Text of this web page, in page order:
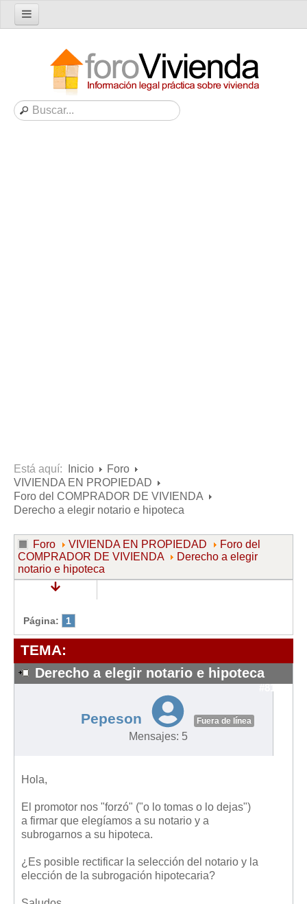
Nuevo tema
Buscar en el foro
De uso distinto al de vivienda
Otros contratos de Arrendamiento
Requerimientos y comunicaciones
Para contratos anteriores al 6 de junio de 2013
Para contratos de Renta Antigua
Formularios sobre Vivienda en Propiedad
Modelos de Contratos
Requerimientos y comunicaciones
Formularios sobre Propiedad Horizontal
Modelos de Convocatoria de Junta de Propietarios
Modelos de Acta de Junta de Propietarios
Requerimientos y comunicaciones
Legislación sobre Adquisición de Vivienda en Propiedad
Legislación de interés práctico
Diccionario
Está aquí: Inicio
Foro
VIVIENDA EN PROPIEDAD
Foro del COMPRADOR DE VIVIENDA
Derecho a elegir notario e hipoteca
Foro VIVIENDA EN PROPIEDAD
Foro del
COMPRADOR DE VIVIENDA
Derecho a elegir
notario e hipoteca
Página: 1
TEMA:
Derecho a elegir notario e hipoteca
Pepeson Fuera de línea
Mensajes: 5
Hola,
El promotor nos "forzó" ("o lo tomas o lo dejas")
a firmar que elegíamos a su notario y a
subrogarnos a su hipoteca.
¿Es posible rectificar la selección del notario y la
elección de la subrogación hipotecaria?